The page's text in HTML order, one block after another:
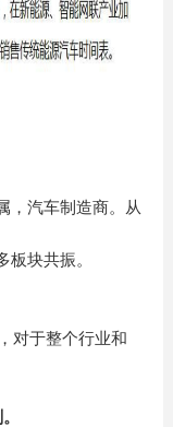
，汽车制造商。从
块共振。
对于整个行业和